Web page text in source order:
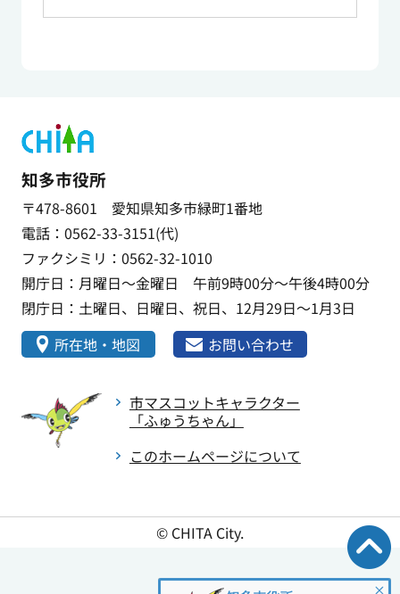
知多市役所
〒478-8601 愛知県知多市緑町1番地
電話：0562-33-3151(代)
ファクシミリ：0562-32-1010
開庁日：月曜日～金曜日 午前9時00分～午後4時00分
閉庁日：土曜日、日曜日、祝日、12月29日～1月3日
所在地・地図
お問い合わせ
市マスコットキャラクター
「ふゅうちゃん」
このホームページについて
© CHITA City.